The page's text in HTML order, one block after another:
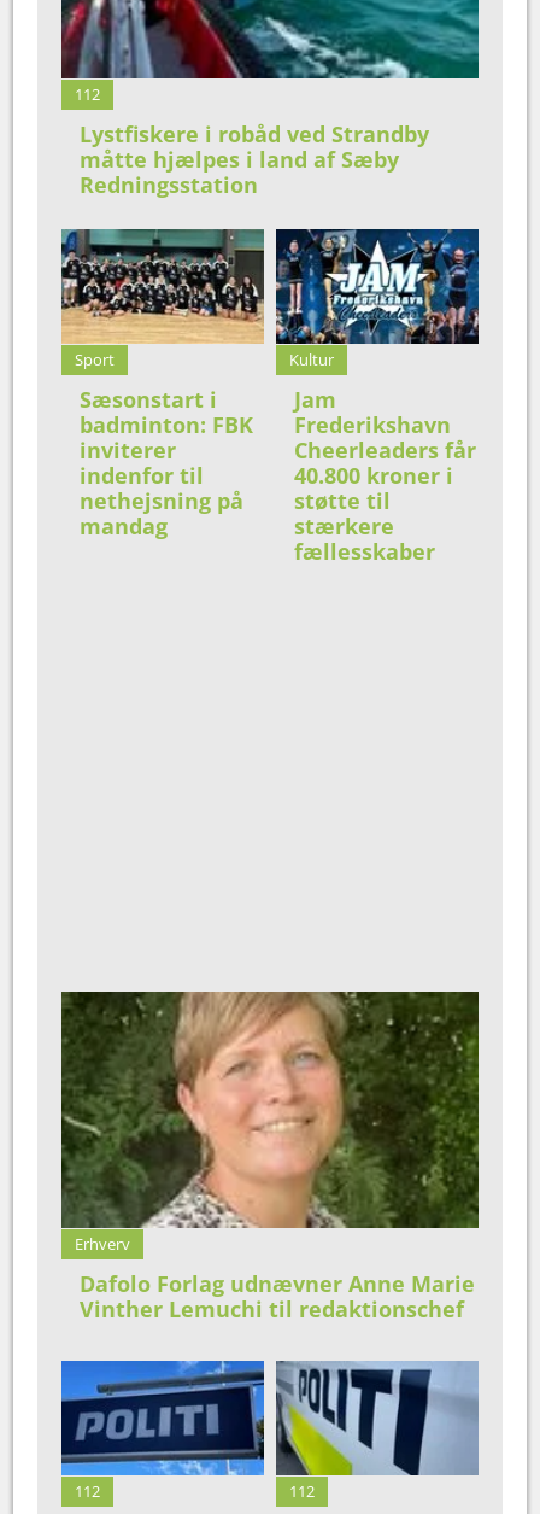
112
Lystfiskere i robåd ved Strandby
måtte hjælpes i land af Sæby
Redningsstation
Sport
Sæsonstart i
badminton: FBK
inviterer
indenfor til
nethejsning på
mandag
Kultur
Jam
Frederikshavn
Cheerleaders får
40.800 kroner i
støtte til
stærkere
fællesskaber
Erhverv
Dafolo Forlag udnævner Anne Marie
Vinther Lemuchi til redaktionschef
112 112